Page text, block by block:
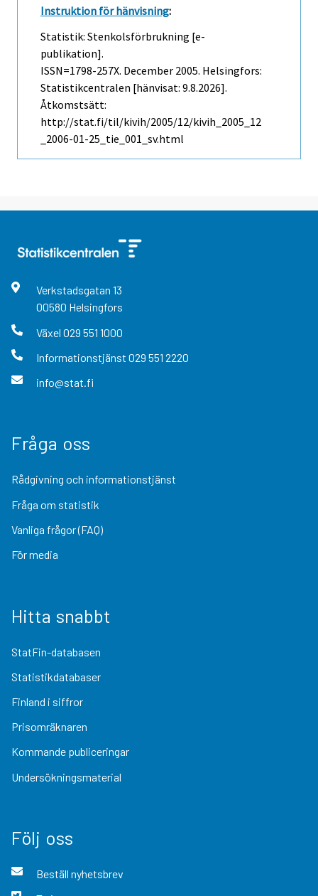
Instruktion för hänvisning:
Statistik: Stenkolsförbrukning [e-
publikation].
ISSN=1798-257X. December 2005. Helsingfors:
Statistikcentralen [hänvisat: 9.8.2026].
Åtkomstsätt:
http://stat.fi/til/kivih/2005/12/kivih_2005_12
_2006-01-25_tie_001_sv.html
Verkstadsgatan 13
00580 Helsingfors
Växel 029 551 1000
Informationstjänst 029 551 2220
info@stat.fi
Fråga oss
Rådgivning och informationstjänst
Fråga om statistik
Vanliga frågor (FAQ)
För media
Hitta snabbt
StatFin-databasen
Statistikdatabaser
Finland i siffror
Prisomräknaren
Kommande publiceringar
Undersökningsmaterial
Följ oss
Beställ nyhetsbrev